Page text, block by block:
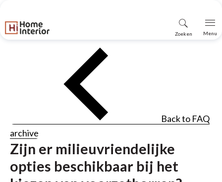
Zoeken Menu
Back to FAQ
archive
Zijn er milieuvriendelijke
opties beschikbaar bij het